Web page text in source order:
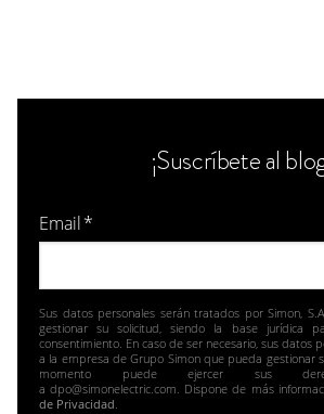
¡Suscríbete al
Email*
Sus datos personales serán tratados por Simon,
gestionar su solicitud, siendo la base jurídica
consentimiento. En caso de ser necesario, sus datos
a la empresa de Grupo Simon que pueda gestionar
momento puede ejercer sus
a dpo@simonelectric.com. Dispone de más
de Privacidad.